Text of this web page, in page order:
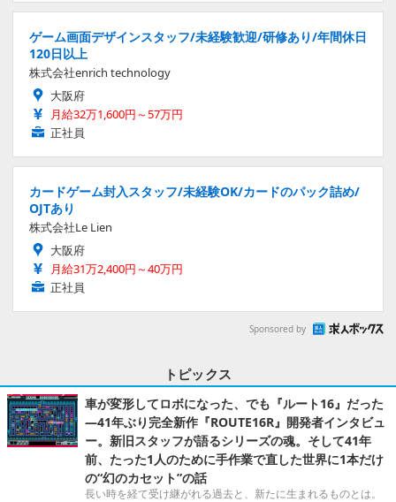
ゲーム画面デザインスタッフ/未経験歓迎/研修あり/年間休日
120日以上
株式会社enrich technology
大阪府
月給32万1,600円～57万円
正社員
カードゲーム封入スタッフ/未経験OK/カードのパック詰め/
OJTあり
株式会社Le Lien
大阪府
月給31万2,400円～40万円
正社員
Sponsored by
トピックス
車が変形してロボになった、でも『ルート16』だった
―41年ぶり完全新作『ROUTE16R』開発者インタビュ
ー。新旧スタッフが語るシリーズの魂。そして41年
前、たった1人のために手作業で直した世界に1本だけ
の“幻のカセット”の話
長い時を経て受け継がれる過去と、新たに生まれるものとは。